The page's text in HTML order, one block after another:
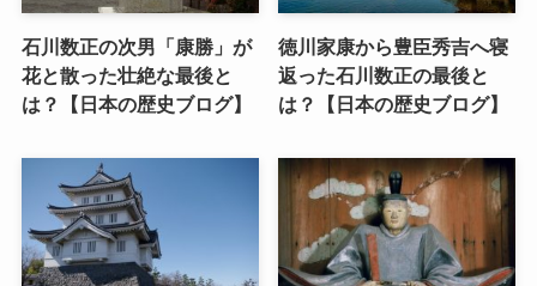
石川数正の次男「康勝」が
花と散った壮絶な最後と
は？【日本の歴史ブログ】
徳川家康から豊臣秀吉へ寝
返った石川数正の最後と
は？【日本の歴史ブログ】